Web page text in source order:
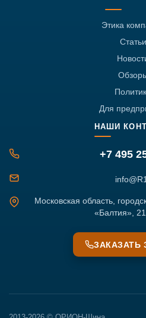
Этика
Статьи
Для
НАШИ
+7 495
Московская область,
«Балтия»,
ЗАКАЗАТЬ